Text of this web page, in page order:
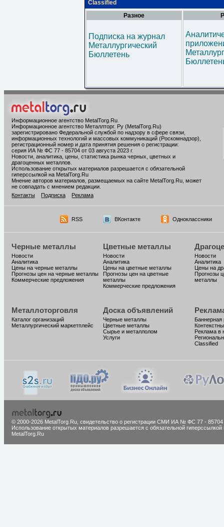
Classified
Разное
Подписка на журнал
Металлургический
Бюллетень
Информационное агентство MetalTorg.Ru
Информационное агентство Металлторг. Ру (MetalTorg.Ru)
зарегистрировано Федеральной службой по надзору в сфере связи,
информационных технологий и массовых коммуникаций (Роскомнадзор),
регистрационный номер и дата принятия решения о регистрации:
серия ИА № ФС 77 - 85704 от 03 августа 2023 г.
Новости, аналитика, цены, статистика рынка черных, цветных и
драгоценных металлов.
Использование открытых материалов разрешается с обязательной
гиперссылкой на MetalTorg.Ru
Мнение авторов материалов, размещаемых на сайте MetalTorg.Ru, может
не совпадать с мнением редакции.
Контакты
Подписка Реклама
RSS ВКонтакте Одноклассники
Черные металлы
Новости
Аналитика
Цены на черные металлы
Прогнозы цен на черные металлы
Коммерческие предложения
Цветные металлы
Новости
Аналитика
Цены на цветные металлы
Прогнозы цен на цветные
металлы
Коммерческие предложения
Новости
Аналитика
Цены на
Прогнозы
металлы
Металлоторговля
Каталог организаций
Металлургический маркетплейс
Доска объявлений
Черные металлы
Цветные металлы
Сырье и металлолом
Услуги
Баннерная
Реклама в
Classified
© 2000-2026 MetalTorg.Ru, cвидетельство о регистрации СМИ ИА № ФС 77 - 85704
Использование открытых материалов разрешается с обязательной гиперссылкой
MetalTorg.Ru